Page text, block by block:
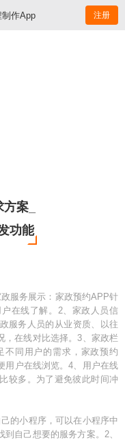
作App 注册
案_
功能
服务展示：家政预约APP针
在线了解。2、家政人员信
服务人员的从业资质、以往
，在线对比选择。3、家政栏
不同用户的需求，家政预约
用户在线浏览。4、用户在线
较多。为了避免彼此时间冲
的小程序，可以在小程序中
自己想要的服务方案。2、